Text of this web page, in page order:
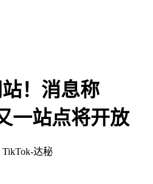
！消息称
一站点将开放
TikTok-达秘